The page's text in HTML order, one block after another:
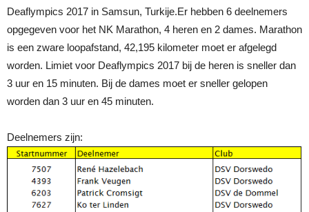
Deaflympics 2017 in Samsun, Turkije.Er hebben 6 deelnemers
opgegeven voor het NK Marathon, 4 heren en 2 dames. Marathon
is een zware loopafstand, 42,195 kilometer moet er afgelegd
worden. Limiet voor Deaflympics 2017 bij de heren is sneller dan
3 uur en 15 minuten. Bij de dames moet er sneller gelopen
worden dan 3 uur en 45 minuten.
Deelnemers zijn: